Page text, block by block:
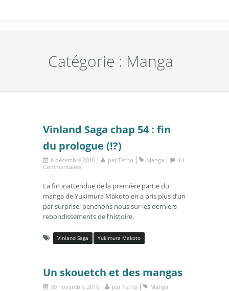
Catégorie : Manga
Vinland Saga chap 54 : fin
du prologue (!?)
8 décembre 2010 par Tetho Manga
14
Commentaires
La fin inattendue de la première partie du
manga de Yukimura Makoto en a pris plus d’un
par surprise, penchons nous sur les derniers
rebondissements de l’histoire.
Vinland Saga Yukimura Makoto
Un skouetch et des mangas
30 novembre 2010 par Tetho Manga